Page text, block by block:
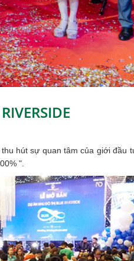
hút sự quan tâm của giới đầu
".